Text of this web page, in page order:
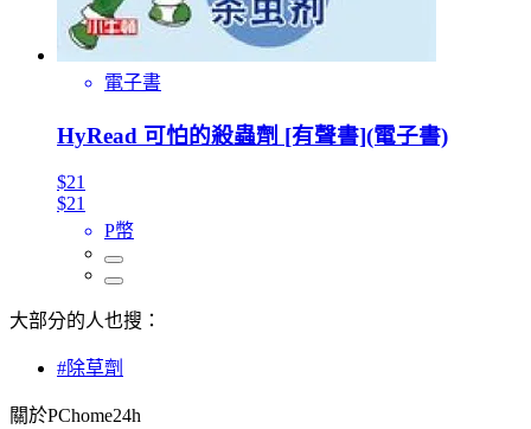
電子書
HyRead 可怕的殺蟲劑 [有聲書](電子書)
$21
$21
P幣
大部分的人也搜：
#除草劑
關於PChome24h